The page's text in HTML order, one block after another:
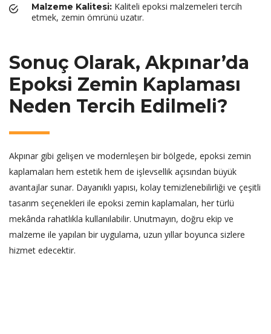
Malzeme Kalitesi: Kaliteli epoksi malzemeleri tercih
etmek, zemin ömrünü uzatır.
Sonuç Olarak, Akpınar’da
Epoksi Zemin Kaplaması
Neden Tercih Edilmeli?
Akpınar gibi gelişen ve modernleşen bir bölgede, epoksi zemin
kaplamaları hem estetik hem de işlevsellik açısından büyük
avantajlar sunar. Dayanıklı yapısı, kolay temizlenebilirliği ve çeşitli
tasarım seçenekleri ile epoksi zemin kaplamaları, her türlü
mekânda rahatlıkla kullanılabilir. Unutmayın, doğru ekip ve
malzeme ile yapılan bir uygulama, uzun yıllar boyunca sizlere
hizmet edecektir.